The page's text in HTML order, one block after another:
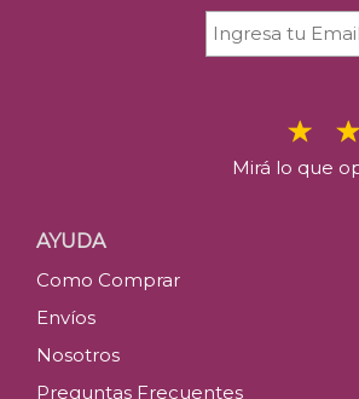
Mirá lo que
AYUDA
Como Comprar
Envíos
Nosotros
Preguntas Frecuentes